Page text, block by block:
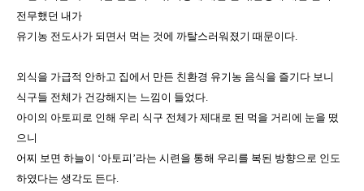
전무했던 내가
유기농 전도사가 되면서 먹는 것에 까탈스러워졌기 때문이다
외식을 가급적 안하고 집에서 만든 친환경 유기농 음식을 즐기다 보니
식구들 전체가 건강해지는 느낌이 들었다
아이의 아토피로 인해 우리 식구 전체가 제대로 된 먹을 거리에 눈을 떴
으니
어찌 보면 하늘이 ‘아토피 ’라는 시련을 통해 우리를 복된 방향으로 인도
하였다는 생각도 든다